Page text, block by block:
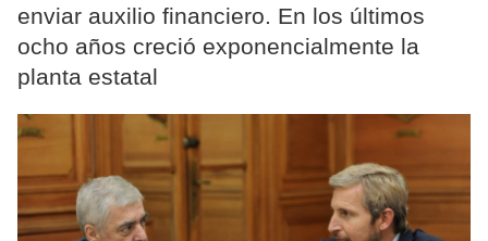
enviar auxilio financiero. En los últimos
ocho años creció exponencialmente la
planta estatal